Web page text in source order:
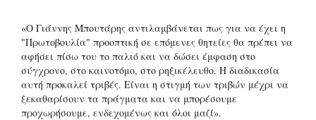
«Ο Γιάννης Μπουτάρης αντιλαμβάνεται πως για να έχει η
"Πρωτοβουλία" προοπτική σε επόμενες θητείες θα πρέπει να
αφήσει πίσω του το παλιό και να δώσει έμφαση στο
σύγχρονο, στο καινοτόμο, στο ρηξικέλευθο. Η διαδικασία
αυτή προκαλεί τριβές. Είναι η στιγμή των τριβών μέχρι να
ξεκαθαρίσουν τα πράγματα και να μπορέσουμε
προχωρήσουμε, ενδεχομένως και όλοι μαζί».